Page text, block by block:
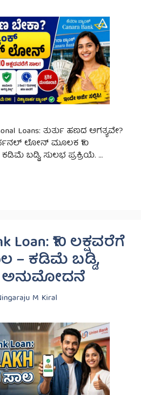
Loans: ತುರ್ತು ಹಣದ ಅಗತ್ಯವೇ?
ಲೋನ್ ಮೂಲಕ ₹10
ಬಡ್ಡಿ, ಸುಲಭ ಪ್ರಕ್ರಿಯೆ. …
Loan: ₹10 ಲಕ್ಷವರೆಗೆ
– ಕಡಿಮೆ ಬಡ್ಡಿ,
ಅನುಮೋದನೆ
M Kiral